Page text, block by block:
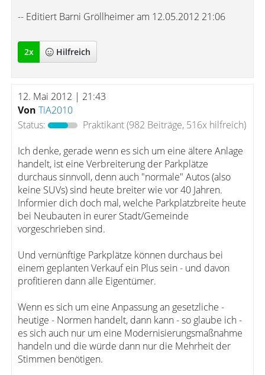
-- Editiert Barni Gröllheimer am 12.05.2012 21:06
2x Hilfreich
12. Mai 2012 | 21:43
Von TiA2010
Status:
Praktikant(982 Beiträge, 516x hilfreich)
Ich denke, gerade wenn es sich um eine ältere Anlage
handelt, ist eine Verbreiterung der Parkplätze
durchaus sinnvoll, denn auch "normale" Autos (also
keine SUVs) sind heute breiter wie vor 40 Jahren.
Informier dich doch mal, welche Parkplatzbreite heute
bei Neubauten in eurer Stadt/Gemeinde
vorgeschrieben sind.
Und vernünftige Parkplätze können durchaus bei
einem geplanten Verkauf ein Plus sein - und davon
profitieren dann alle Eigentümer.
Wenn es sich um eine Anpassung an gesetzliche -
heutige - Normen handelt, dann kann - so glaube ich -
es sich auch nur um eine Modernisierungsmaßnahme
handeln und die würde dann nur die Mehrheit der
Stimmen benötigen.